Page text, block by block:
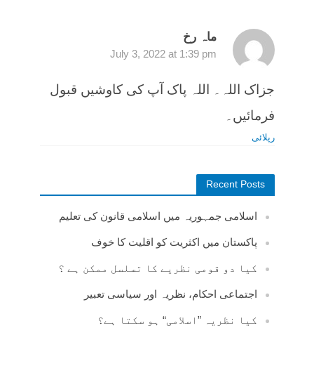
ماہ رخ
July 3, 2022 at 1:39 pm
جزاک اللہ۔ اللہ پاک آپ کی کاوشیں قبول
فرمائیں۔
رپلائی
Recent Posts
اسلامی جمہوریہ میں اسلامی قانون کی تعلیم
پاکستان میں اکثریت کو اقلیت کا خوف
کیا دو قومی نظریے کا تسلسل ممکن ہے ؟
اجتماعی احکام، نظریہ اور سیاسی تعبیر
کیا نظریہ ”اسلامی“ ہو سکتا ہے؟